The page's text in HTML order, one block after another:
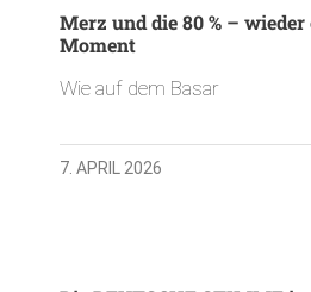
Merz und die 80 % –
Moment
Wie auf dem Basar
7. APRIL 2026